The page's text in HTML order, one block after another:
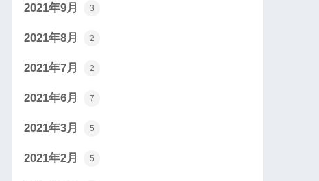
2021年9月 3
2021年8月 2
2021年7月 2
2021年6月 7
2021年3月 5
2021年2月 5